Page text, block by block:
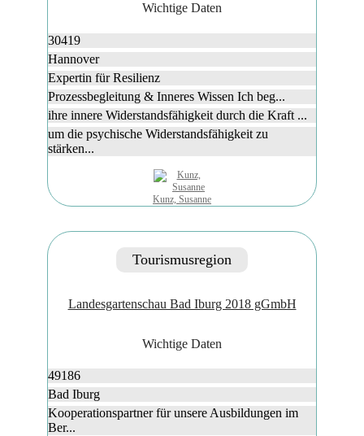
Wichtige Daten
30419
Hannover
Expertin für Resilienz
Prozessbegleitung & Inneres Wissen Ich beg...
ihre innere Widerstandsfähigkeit durch die Kraft ...
um die psychische Widerstandsfähigkeit zu
stärken...
Kunz, Susanne
Tourismusregion
Landesgartenschau Bad Iburg 2018 gGmbH
Wichtige Daten
49186
Bad Iburg
Kooperationspartner für unsere Ausbildungen im
Ber...